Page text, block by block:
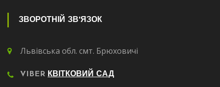
ЗВОРОТНІЙ ЗВ'ЯЗОК
Львівська обл. смт. Брюховичі
VIBER КВІТКОВИЙ САД